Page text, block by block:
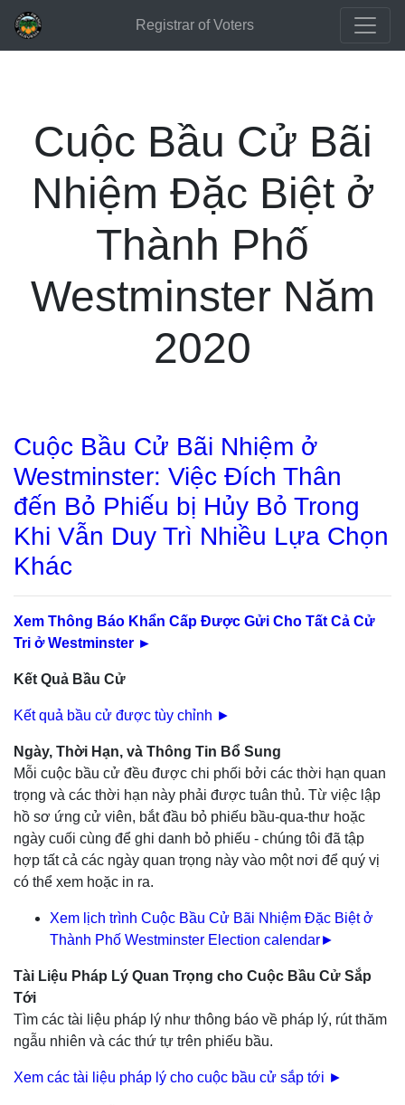
Registrar of Voters
Cuộc Bầu Cử Bãi
Nhiệm Đặc Biệt ở
Thành Phố
Westminster Năm
2020
Cuộc Bầu Cử Bãi Nhiệm ở
Westminster: Việc Đích Thân
đến Bỏ Phiếu bị Hủy Bỏ Trong
Khi Vẫn Duy Trì Nhiều Lựa Chọn
Khác
Xem Thông Báo Khẩn Cấp Được Gửi Cho Tất Cả Cử
Tri ở Westminster ►
Kết Quả Bầu Cử
Kết quả bầu cử được tùy chỉnh ►
Ngày, Thời Hạn, và Thông Tin Bổ Sung
Mỗi cuộc bầu cử đều được chi phối bởi các thời hạn quan
trọng và các thời hạn này phải được tuân thủ. Từ việc lập
hồ sơ ứng cử viên, bắt đầu bỏ phiếu bầu-qua-thư hoặc
ngày cuối cùng để ghi danh bỏ phiếu - chúng tôi đã tập
hợp tất cả các ngày quan trọng này vào một nơi để quý vị
có thể xem hoặc in ra.
Xem lịch trình Cuộc Bầu Cử Bãi Nhiệm Đặc Biệt ở
Thành Phố Westminster Election calendar►
Tài Liệu Pháp Lý Quan Trọng cho Cuộc Bầu Cử Sắp
Tới
Tìm các tài liệu pháp lý như thông báo về pháp lý, rút thăm
ngẫu nhiên và các thứ tự trên phiếu bầu.
Xem các tài liệu pháp lý cho cuộc bầu cử sắp tới ►